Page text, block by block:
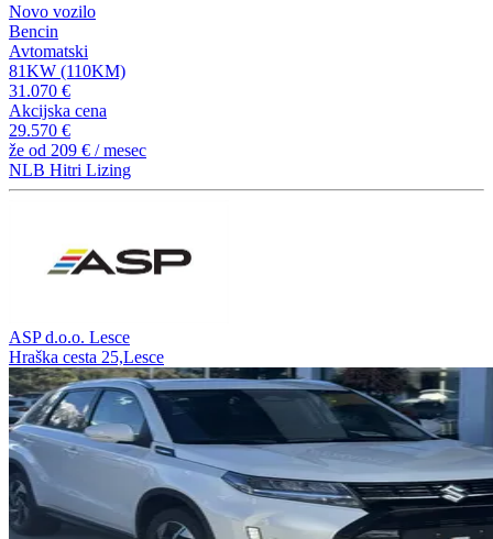
Novo vozilo
Bencin
Avtomatski
81KW (110KM)
31.070 €
Akcijska cena
29.570 €
že od 209 € / mesec
NLB Hitri Lizing
ASP d.o.o. Lesce
Hraška cesta 25,Lesce